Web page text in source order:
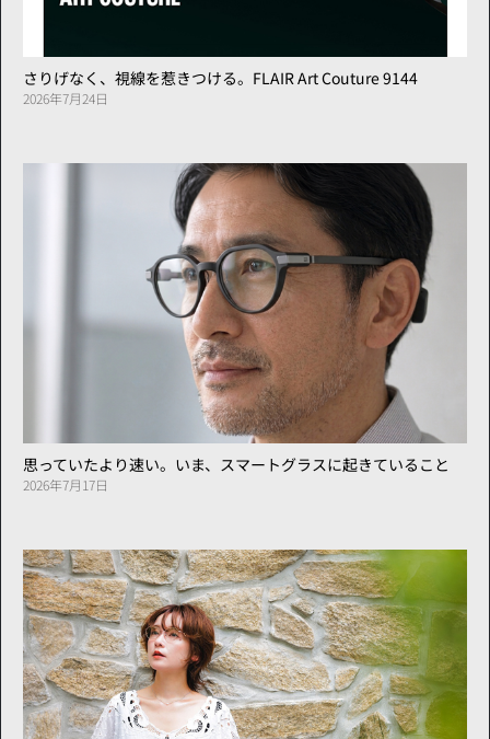
さりげなく、視線を惹きつける。FLAIR Art Couture 9144
2026年7月24日
思っていたより速い。いま、スマートグラスに起きていること
2026年7月17日